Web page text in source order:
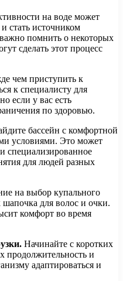
на воде может
стать источником
помнить о некоторых
сделать этот процесс
чем приступить к
к специалисту для
если у вас есть
по здоровью.
бассейн с комфортной
условиями. Это может
специализированное
для людей разных
на выбор купального
шапочка для волос и очки.
комфорт во время
Начинайте с коротких
продолжительность и
адаптироваться и